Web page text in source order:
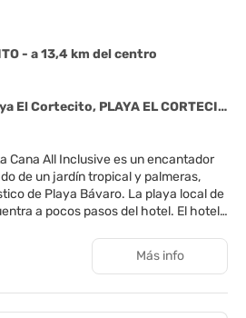
- a 13,4 km del centro
Cortecito, PLAYA EL CORTECITO 33126
Cana All Inclusive es un encantador
de un jardín tropical y palmeras,
de Playa Bávaro. La playa local de
a pocos pasos del hotel. El hotel
7 bares, una discoteca, un
a la carta y otras opciones
Más info